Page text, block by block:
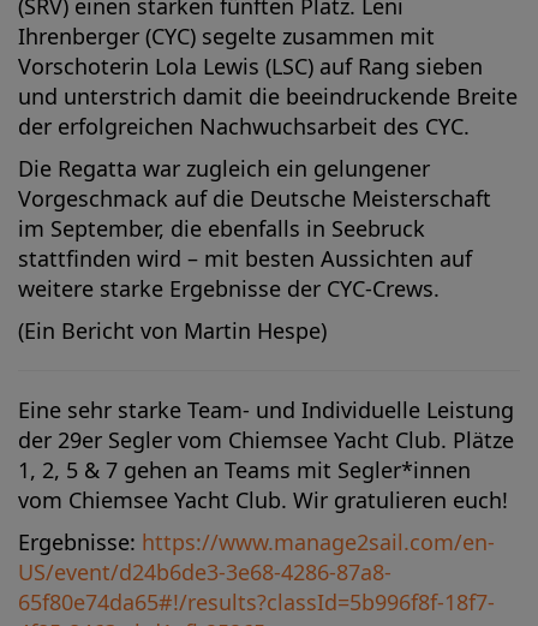
(SRV) einen starken fünften Platz. Leni
Ihrenberger (CYC) segelte zusammen mit
Vorschoterin Lola Lewis (LSC) auf Rang sieben
und unterstrich damit die beeindruckende Breite
der erfolgreichen Nachwuchsarbeit des CYC.
Die Regatta war zugleich ein gelungener
Vorgeschmack auf die Deutsche Meisterschaft
im September, die ebenfalls in Seebruck
stattfinden wird – mit besten Aussichten auf
weitere starke Ergebnisse der CYC-Crews.
(Ein Bericht von Martin Hespe)
Eine sehr starke Team- und Individuelle Leistung
der 29er Segler vom Chiemsee Yacht Club. Plätze
1, 2, 5 & 7 gehen an Teams mit Segler*innen
vom Chiemsee Yacht Club. Wir gratulieren euch!
Ergebnisse: https://www.manage2sail.com/en-
US/event/d24b6de3-3e68-4286-87a8-
65f80e74da65#!/results?classId=5b996f8f-18f7-